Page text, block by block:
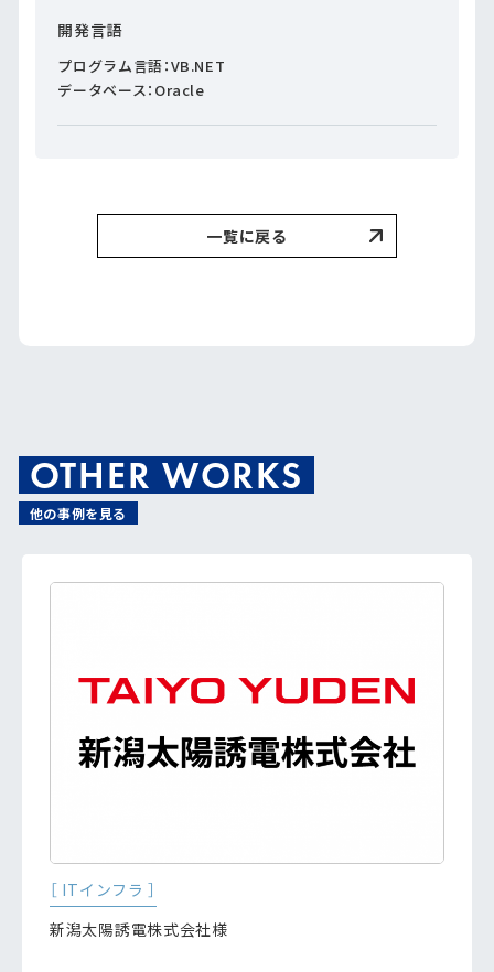
開発言語
プログラム言語：VB.NET
データベース：Oracle
一覧に戻る
OTHER WORKS
他の事例を見る
［ ITインフラ ］
新潟太陽誘電株式会社様